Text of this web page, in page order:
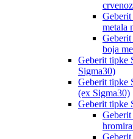
metala
boja
Geberit tipke
Sigma30)
Geberit tipke
(ex Sigma30)
Geberit tipke